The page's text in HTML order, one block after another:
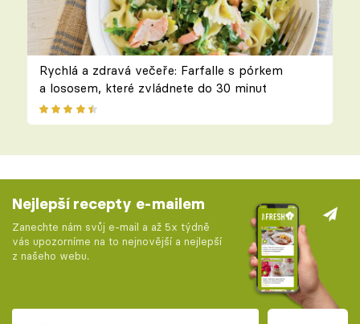
Rychlá a zdravá večeře: Farfalle s pórkem
a lososem, které zvládnete do 30 minut
Nejlepší recepty e-mailem
Zanechte nám svůj e-mail a až 5x týdně
vás upozorníme na to nejnovější a nejlepší
z našeho webu.